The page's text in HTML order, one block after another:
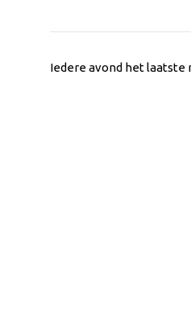
Iedere avond het laatste